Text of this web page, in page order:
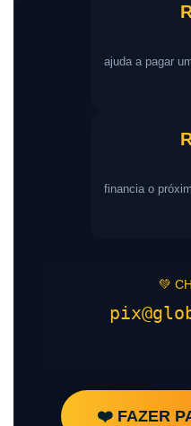
ajuda a pagar
financia o
💚
❤️ FAZER